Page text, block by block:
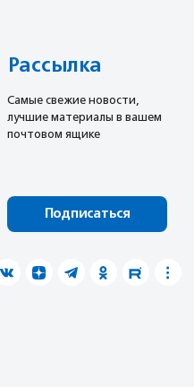
Рассылка
Cамые свежие новости,
лучшие материалы в вашем
почтовом ящике
Подписаться